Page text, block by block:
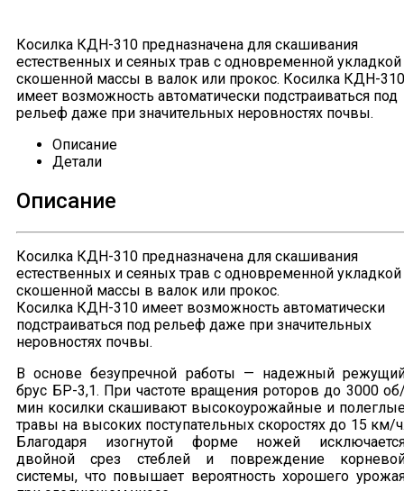
Косилка КДН-310 предназначена для скашивания
естественных и сеяных трав с одновременной укладкой
скошенной массы в валок или прокос. Косилка КДН-310
имеет возможность автоматически подстраиваться под
рельеф даже при значительных неровностях почвы.
Описание
Детали
Описание
Косилка КДН-310 предназначена для скашивания
естественных и сеяных трав с одновременной укладкой
скошенной массы в валок или прокос.
Косилка КДН-310 имеет возможность автоматически
подстраиваться под рельеф даже при значительных
неровностях почвы.
В основе безупречной работы — надежный
брус БР-3,1. При частоте вращения роторов до 3000
мин косилки скашивают высокоурожайные и
травы на высоких поступательных скоростях до 15 км/
Благодаря изогнутой форме ножей
двойной срез стеблей и повреждение
системы, что повышает вероятность хорошего